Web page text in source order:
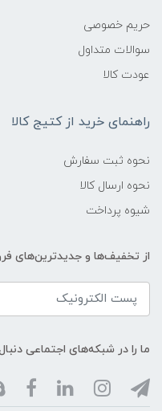
حریم خصوصی
سوالات متداول
عودت کالا
راهنمای خرید از کتیج کالا
نحوه ثبت سفارش
نحوه ارسال کالا
شیوه پرداخت
از تخفیف‌ها و جدیدترین‌های
ما را در شبکه‌های اجتماعی